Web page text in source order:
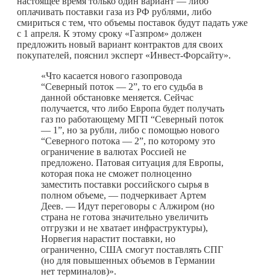
оплачивать поставки газа из РФ рублями, либо
смириться с тем, что объемы поставок будут падать уже
с 1 апреля. К этому сроку «Газпром» должен
предложить новый вариант контрактов для своих
покупателей, пояснил эксперт «Инвест-Форсайту».
«Что касается нового газопровода
“Северный поток — 2”, то его судьба в
данной обстановке меняется. Сейчас
получается, что либо Европа будет получать
газ по работающему МГП “Северный поток
— 1”, но за рубли, либо с помощью нового
“Северного потока — 2”, по которому это
ограничение в валютах Россией не
предложено. Патовая ситуация для Европы,
которая пока не сможет полноценно
заместить поставки российского сырья в
полном объеме, — подчеркивает Артем
Деев. — Идут переговоры с Алжиром (но
страна не готова значительно увеличить
отгрузки и не хватает инфраструктуры),
Норвегия нарастит поставки, но
ограниченно, США смогут поставлять СПГ
(но для повышенных объемов в Германии
нет терминалов)».